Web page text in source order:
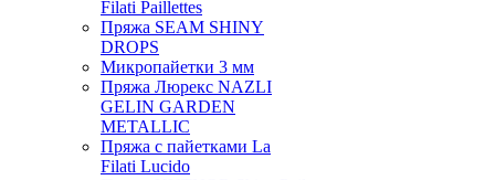
Filati Paillettes
Пряжа SEAM SHINY
DROPS
Микропайетки 3 мм
Пряжа Люрекс NAZLI
GELIN GARDEN
METALLIC
Пряжа с пайетками La
Filati Lucido